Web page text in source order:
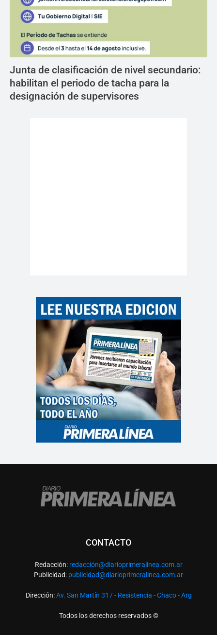
Junta de clasificación de nivel secundario:
habilitan el periodo de tacha para la
designación de supervisores
CONTACTO
Redacción: redacción@diarioprimeralinea.com.ar
Publicidad: publicidad@diarioprimeralinea.com.ar
Dirección:Av. San Martín 317 - Resistencia - Chaco - Arg
Todos los derechos reservados ©